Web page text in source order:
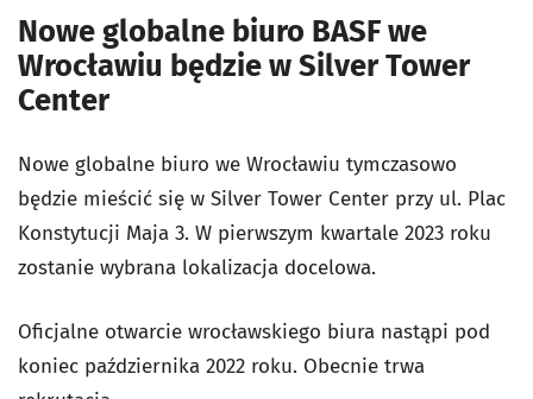
Nowe globalne biuro BASF we
Wrocławiu będzie w Silver Tower
Center
Nowe globalne biuro we Wrocławiu tymczasowo
będzie mieścić się w Silver Tower Center przy ul. Plac
Konstytucji Maja 3. W pierwszym kwartale 2023 roku
zostanie wybrana lokalizacja docelowa.
Oficjalne otwarcie wrocławskiego biura nastąpi pod
koniec października 2022 roku. Obecnie trwa